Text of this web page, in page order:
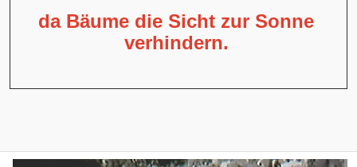
da Bäume die Sicht zur Sonne
verhindern.